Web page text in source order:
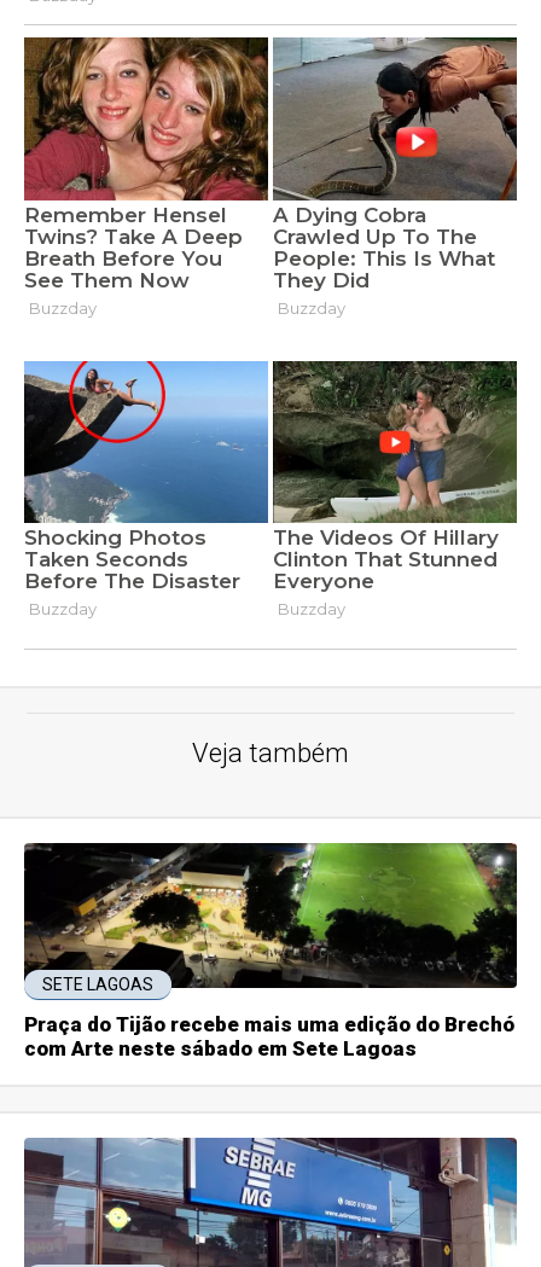
Veja também
SETE LAGOAS
Praça do Tijão recebe mais uma edição do Brechó
com Arte neste sábado em Sete Lagoas